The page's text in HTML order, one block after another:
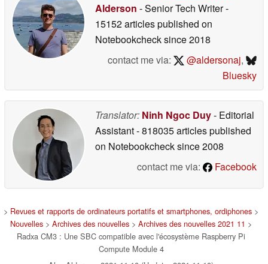
Alderson - Senior Tech Writer-
15152 articles published on
Notebookchecksince 2018
contact me via:
@aldersonaj,
Bluesky
Translator: Ninh Ngoc Duy- Editorial
Assistant- 818035 articles published
on Notebookchecksince 2008
contact me via:
Facebook
> Revues et rapports de ordinateurs portatifs et smartphones, ordiphones >
Nouvelles > Archives des nouvelles > Archives des nouvelles 2021 11 >
Radxa CM3 : Une SBC compatible avec l'écosystème Raspberry Pi
Compute Module 4